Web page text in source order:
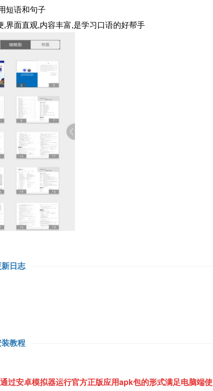
短语和句子
面直观,内容丰富,是学习口语的好帮手
日志
教程
过安卓模拟器运行官方正版应用apk包的形式满足电脑端使